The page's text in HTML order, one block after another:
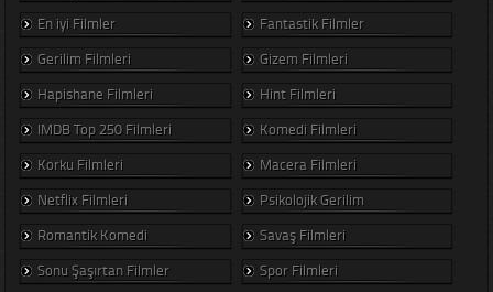
En iyi Filmler
Fantastik Filmler
Gerilim Filmleri
Gizem Filmleri
Hapishane Filmleri
Hint Filmleri
IMDB Top 250 Filmleri
Komedi Filmleri
Korku Filmleri
Macera Filmleri
Netflix Filmleri
Psikolojik Gerilim
Romantik Komedi
Savaş Filmleri
Sonu Şaşırtan Filmler
Spor Filmleri